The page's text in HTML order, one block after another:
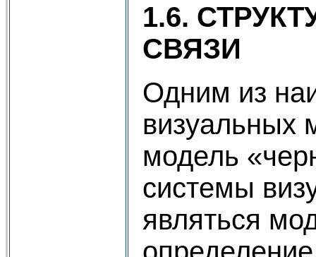
1.6.
СВЯЗИ
Одним из
визуальных
модель
системы
являться